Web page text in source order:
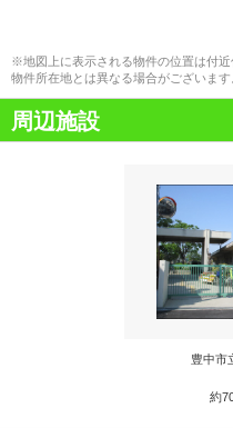
※地図上に表示される物件の位置は付
物件所在地とは異なる場合がございます
周辺施設
豊中市
約